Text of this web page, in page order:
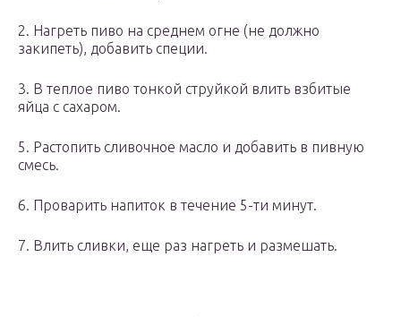
2. Нагреть пиво на среднем огне (не должно
закипеть), добавить специи.
3. В теплое пиво тонкой струйкой влить взбитые
яйца с сахаром.
5. Растопить сливочное масло и добавить в пивную
смесь.
6. Проварить напиток в течение 5-ти минут.
7. Влить сливки, еще раз нагреть и размешать.